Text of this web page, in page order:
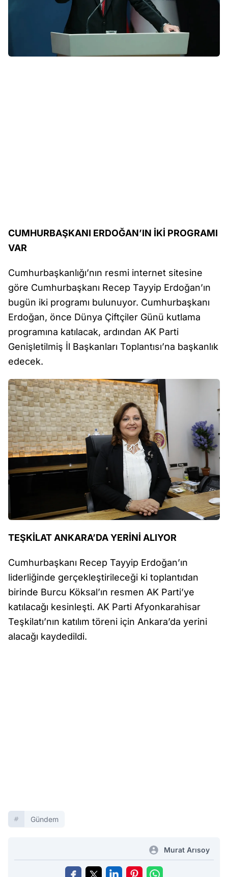
CUMHURBAŞKANI ERDOĞAN’IN İKİ PROGRAMI
VAR
Cumhurbaşkanlığı’nın resmi internet sitesine
göre Cumhurbaşkanı Recep Tayyip Erdoğan’ın
bugün iki programı bulunuyor. Cumhurbaşkanı
Erdoğan, önce Dünya Çiftçiler Günü kutlama
programına katılacak, ardından AK Parti
Genişletilmiş İl Başkanları Toplantısı’na başkanlık
edecek.
TEŞKİLAT ANKARA’DA YERİNİ ALIYOR
Cumhurbaşkanı Recep Tayyip Erdoğan’ın
liderliğinde gerçekleştirileceği ki toplantıdan
birinde Burcu Köksal’ın resmen AK Parti’ye
katılacağı kesinleşti. AK Parti Afyonkarahisar
Teşkilatı’nın katılım töreni için Ankara’da yerini
alacağı kaydedildi.
Gündem
Murat Arısoy